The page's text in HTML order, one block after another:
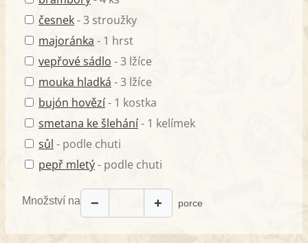
česnek- 3 stroužky
majoránka - 1 hrst
vepřové sádlo - 3 lžíce
mouka hladká - 3 lžíce
bujón hovězí- 1 kostka
smetana ke šlehání- 1 kelímek
sůl - podle chuti
pepř mletý- podle chuti
Množství na − + porce